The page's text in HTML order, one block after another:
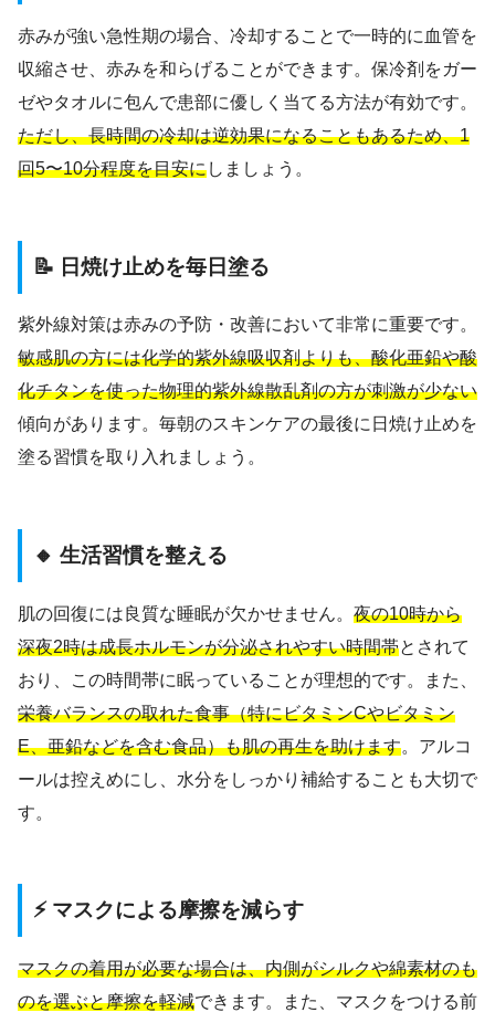
赤みが強い急性期の場合、冷却することで一時的に血管を
収縮させ、赤みを和らげることができます。保冷剤をガー
ゼやタオルに包んで患部に優しく当てる方法が有効です。
ただし、長時間の冷却は逆効果になることもあるため、1
回5〜10分程度を目安にしましょう。
📝 日焼け止めを毎日塗る
紫外線対策は赤みの予防・改善において非常に重要です。
敏感肌の方には化学的紫外線吸収剤よりも、酸化亜鉛や酸
化チタンを使った物理的紫外線散乱剤の方が刺激が少ない
傾向があります。毎朝のスキンケアの最後に日焼け止めを
塗る習慣を取り入れましょう。
🔸 生活習慣を整える
肌の回復には良質な睡眠が欠かせません。 夜の10時から
深夜2時は成長ホルモンが分泌されやすい時間帯とされて
おり、この時間帯に眠っていることが理想的です。また、
栄養バランスの取れた食事（特にビタミンCやビタミン
E、亜鉛などを含む食品）も肌の再生を助けます。アルコ
ールは控えめにし、水分をしっかり補給することも大切で
す。
⚡ マスクによる摩擦を減らす
マスクの着用が必要な場合は、内側がシルクや綿素材のも
のを選ぶと摩擦を軽減できます。また、マスクをつける前